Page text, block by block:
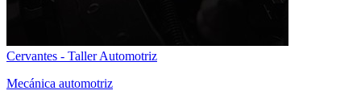
Cervantes - Taller Automotriz
Mecánica automotriz